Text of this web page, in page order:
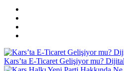
Kars’ta E-Ticaret Gelişiyor mu?